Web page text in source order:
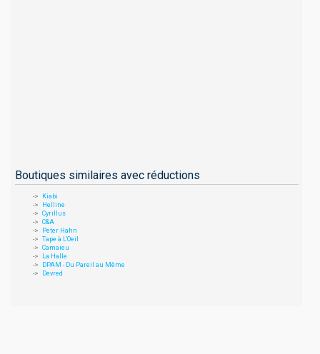
Boutiques similaires avec réductions
Kiabi
Helline
Cyrillus
C&A
Peter Hahn
Tape à L'Oeil
Camaieu
La Halle
DPAM - Du Pareil au Même
Devred